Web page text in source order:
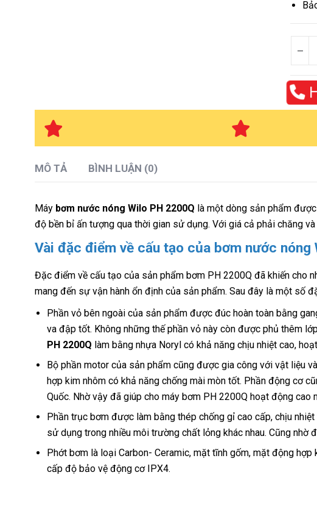
MÔ TẢ BÌNH LUẬN (0)
Máy bơm nước nóng Wilo PH 2200Q là một dòng sản phẩm
độ bền bỉ ấn tượng qua thời gian sử dụng. Với giá cả phải chăng
Vài đặc điểm về cấu tạo của bơm nước nóng
Đặc điểm về cấu tạo của sản phẩm bơm PH 2200Q đã khiến cho
mang đến sự vận hành ổn định của sản phẩm. Sau đây là một số
Phần vỏ bên ngoài của sản phẩm được đúc hoàn toàn bằng
va đập tốt. Không những thế phần vỏ này còn được phủ thêm
PH 2200Q làm bằng nhựa Noryl có khả năng chịu nhiệt cao,
Bộ phần motor của sản phẩm cũng được gia công với vật liệu
hợp kim nhôm có khả năng chống mài mòn tốt. Phần động cơ
Quốc. Nhờ vậy đã giúp cho máy bơm PH 2200Q hoạt động cao
Phần trục bơm được làm bằng thép chống gỉ cao cấp, chịu
sử dụng trong nhiều môi trường chất lỏng khác nhau. Cũng
Phớt bơm là loại Carbon- Ceramic, mặt tĩnh gốm, mặt động
cấp độ bảo vệ động cơ IPX4.